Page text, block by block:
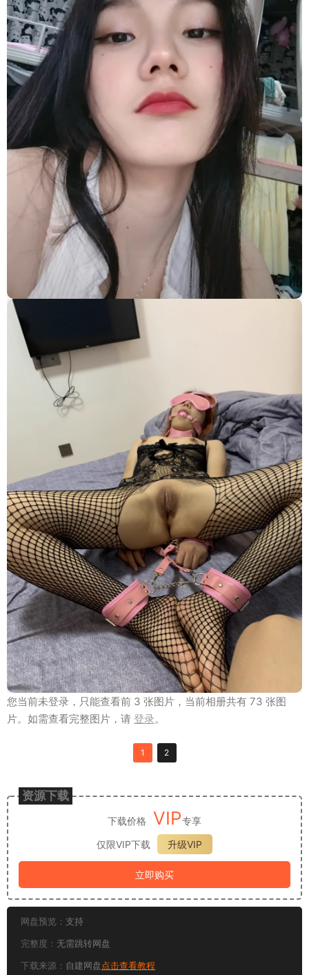
您当前未登录，只能查看前 3 张图片，当前相册共有 73 张图
片。如需查看完整图片，请 登录。
1 2
资源下载
下载价格 VIP专享
仅限VIP下载
升级VIP
立即购买
网盘预览： 支持
完整度： 无需跳转网盘
下载来源： 自建网盘点击查看教程